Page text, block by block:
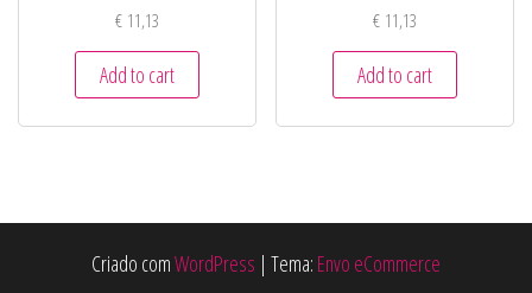
€11,13
Add to cart
€ 11,13
Add to cart
Criado comWordPress | Tema: Envo eCommerce